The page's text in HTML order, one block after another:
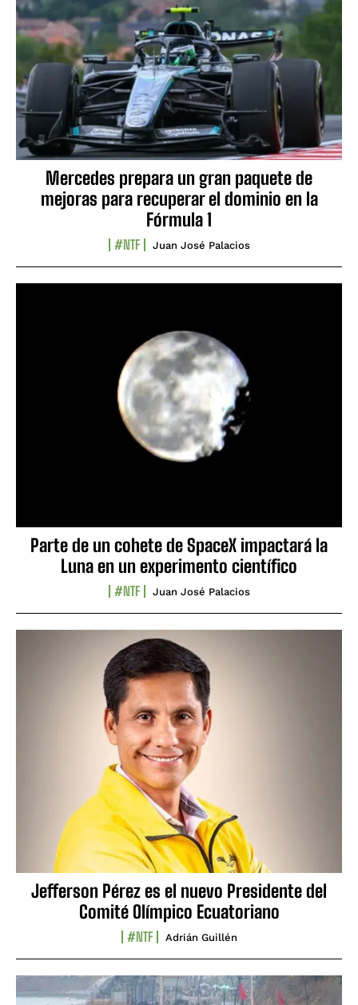
Mercedes prepara un gran paquete de
mejoras para recuperar el dominio en la
Fórmula 1
#NTF Juan José Palacios
Parte de un cohete de SpaceX impactará la
Luna en un experimento científico
#NTF Juan José Palacios
Jefferson Pérez es el nuevo Presidente del
Comité Olímpico Ecuatoriano
#NTF Adrián Guillén